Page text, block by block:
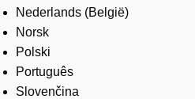
Nederlands (België)
Norsk
Polski
Português
Slovenčina